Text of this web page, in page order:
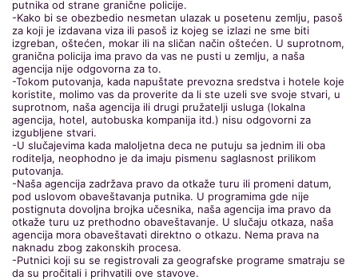
putnika od strane granične policije.
-Kako bi se obezbedio nesmetan ulazak u posetenu zemlju, pasoš
za koji je izdavana viza ili pasoš iz kojeg se izlazi ne sme biti
izgreban, oštećen, mokar ili na sličan način oštećen. U suprotnom,
granična policija ima pravo da vas ne pusti u zemlju, a naša
agencija nije odgovorna za to.
-Tokom putovanja, kada napuštate prevozna sredstva i hotele koje
koristite, molimo vas da proverite da li ste uzeli sve svoje stvari, u
suprotnom, naša agencija ili drugi pružatelji usluga (lokalna
agencija, hotel, autobuska kompanija itd.) nisu odgovorni za
izgubljene stvari.
-U slučajevima kada maloljetna deca ne putuju sa jednim ili oba
roditelja, neophodno je da imaju pismenu saglasnost prilikom
putovanja.
-Naša agencija zadržava pravo da otkaže turu ili promeni datum,
pod uslovom obaveštavanja putnika. U programima gde nije
postignuta dovoljna brojka učesnika, naša agencija ima pravo da
otkaže turu uz prethodno obaveštavanje. U slučaju otkaza, naša
agencija mora obaveštavati direktno o otkazu. Nema prava na
naknadu zbog zakonskih procesa.
-Putnici koji su se registrovali za geografske programe smatraju se
da su pročitali i prihvatili ove stavove.